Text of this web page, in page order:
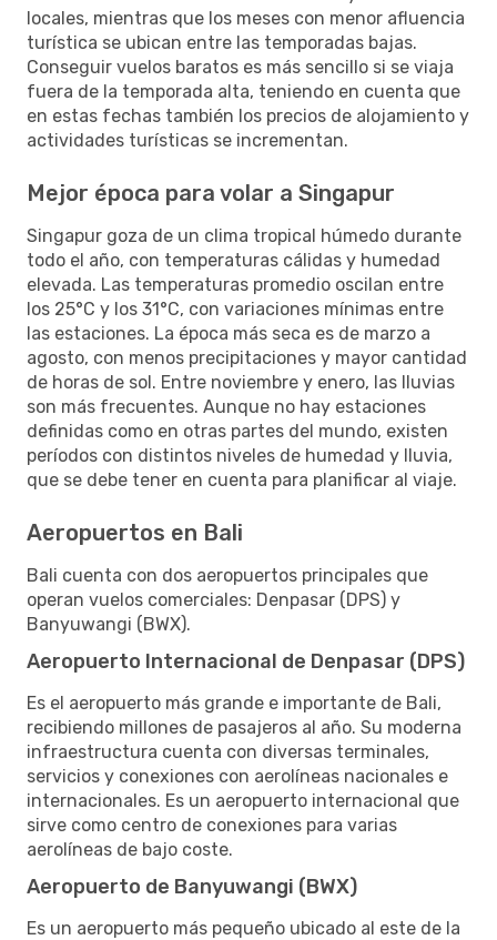
locales, mientras que los meses con menor afluencia
turística se ubican entre las temporadas bajas.
Conseguir vuelos baratos es más sencillo si se viaja
fuera de la temporada alta, teniendo en cuenta que
en estas fechas también los precios de alojamiento y
actividades turísticas se incrementan.
Mejor época para volar a Singapur
Singapur goza de un clima tropical húmedo durante
todo el año, con temperaturas cálidas y humedad
elevada. Las temperaturas promedio oscilan entre
los 25°C y los 31°C, con variaciones mínimas entre
las estaciones. La época más seca es de marzo a
agosto, con menos precipitaciones y mayor cantidad
de horas de sol. Entre noviembre y enero, las lluvias
son más frecuentes. Aunque no hay estaciones
definidas como en otras partes del mundo, existen
períodos con distintos niveles de humedad y lluvia,
que se debe tener en cuenta para planificar al viaje.
Aeropuertos en Bali
Bali cuenta con dos aeropuertos principales que
operan vuelos comerciales: Denpasar (DPS) y
Banyuwangi (BWX).
Aeropuerto Internacional de Denpasar (DPS)
Es el aeropuerto más grande e importante de Bali,
recibiendo millones de pasajeros al año. Su moderna
infraestructura cuenta con diversas terminales,
servicios y conexiones con aerolíneas nacionales e
internacionales. Es un aeropuerto internacional que
sirve como centro de conexiones para varias
aerolíneas de bajo coste.
Aeropuerto de Banyuwangi (BWX)
Es un aeropuerto más pequeño ubicado al este de la